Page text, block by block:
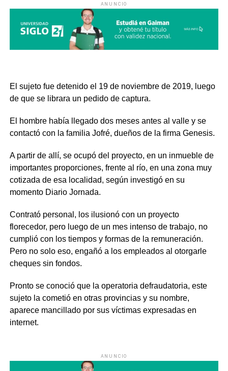
ANUNCIO
El sujeto fue detenido el 19 de noviembre de 2019, luego
de que se librara un pedido de captura.
El hombre había llegado dos meses antes al valle y se
contactó con la familia Jofré, dueños de la firma Genesis.
A partir de allí, se ocupó del proyecto, en un inmueble de
importantes proporciones, frente al río, en una zona muy
cotizada de esa localidad, según investigó en su
momento Diario Jornada.
Contrató personal, los ilusionó con un proyecto
florecedor, pero luego de un mes intenso de trabajo, no
cumplió con los tiempos y formas de la remuneración.
Pero no solo eso, engañó a los empleados al otorgarle
cheques sin fondos.
Pronto se conoció que la operatoria defraudatoria, este
sujeto la cometió en otras provincias y su nombre,
aparece mancillado por sus víctimas expresadas en
internet.
ANUNCIO